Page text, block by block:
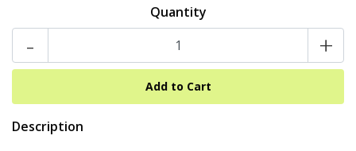
Quantity
- +
Description